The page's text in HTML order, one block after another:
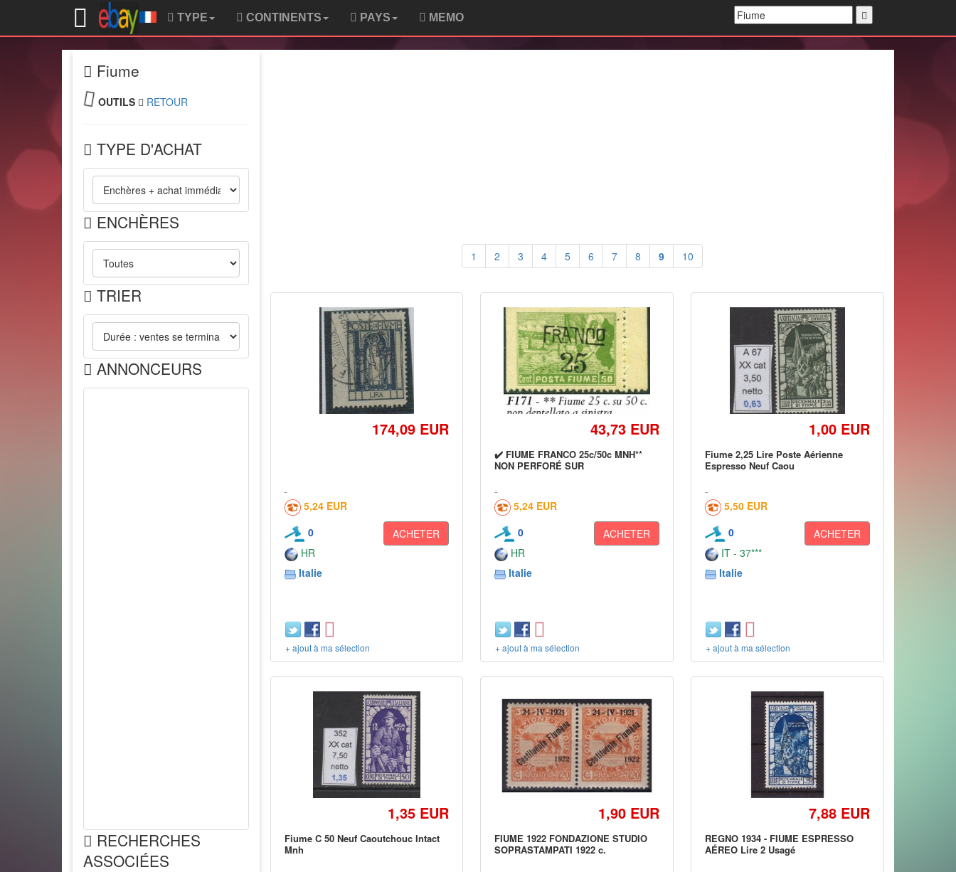
TYPE CONTINENTS PAYS MEMO
Fiume
OUTILS RETOUR
TYPE D'ACHAT
ENCHÈRES
TRIER
ANNONCEURS
RECHERCHES
ASSOCIÉES
1 2 3 4 5 6 7 8 9 10
174,09 EUR
5,24 EUR
0
ACHETER
HR
Italie
+ ajout à ma sélection
43,73 EUR
✔️ FIUME FRANCO 25c/50c MNH**
NON PERFORÉ SUR
5,24 EUR
0
ACHETER
HR
Italie
+ ajout à ma sélection
1,00 EUR
Fiume 2,25 Lire Poste Aérienne
Espresso Neuf Caou
5,50 EUR
0
ACHETER
IT - 37***
Italie
+ ajout à ma sélection
1,35 EUR
Fiume C 50 Neuf Caoutchouc Intact
Mnh
1,90 EUR
FIUME 1922 FONDAZIONE STUDIO
SOPRASTAMPATI 1922 c.
7,88 EUR
REGNO 1934 - FIUME ESPRESSO
AÉREO Lire 2 Usagé